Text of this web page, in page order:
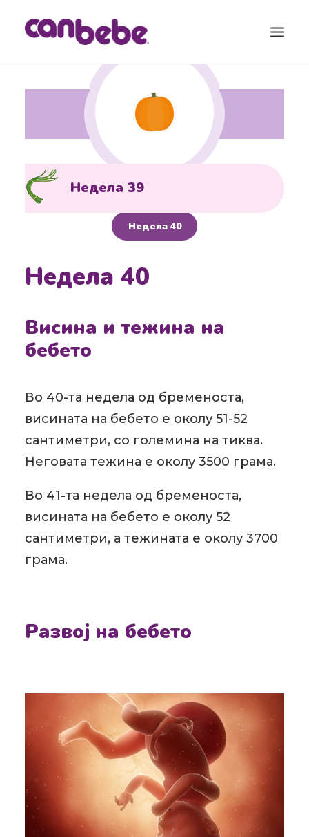
ПРОДУКТИ
КАЛЕНДАР ЗА БРЕМЕНОСТ
ТОРБА ЗА ВО БОЛНИЦА
КОНТАКТ
Недела 40
Недела 39
Недела 40
Висина и тежина на
бебето
Во 40-та недела од бременоста,
висината на бебето е околу 51-52
сантиметри, со големина на тиква.
Неговата тежина е околу 3500 грама.
Во 41-та недела од бременоста,
висината на бебето е околу 52
сантиметри, а тежината е околу 3700
грама.
Развој на бебето